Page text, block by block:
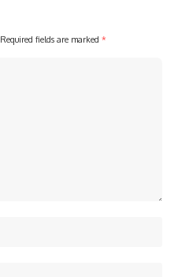
Required fields are marked *